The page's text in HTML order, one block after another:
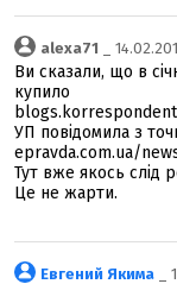
alexa71 _
Ви сказали, що в
купило
УП повідомила з
epravda.com.ua/
Тут вже якось слід
Це не жарти.
Евгений Якима _